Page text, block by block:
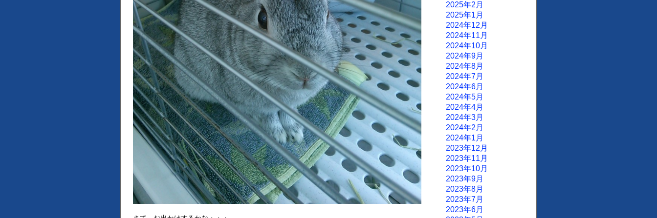
2025年2月
2025年1月
2024年12月
2024年11月
2024年10月
2024年9月
2024年8月
2024年7月
2024年6月
2024年5月
2024年4月
2024年3月
2024年2月
2024年1月
2023年12月
2023年11月
2023年10月
2023年9月
2023年8月
2023年7月
2023年6月